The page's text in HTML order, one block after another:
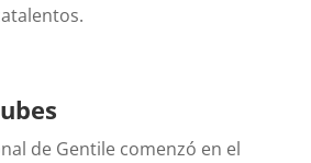
de Gentile comenzó en el